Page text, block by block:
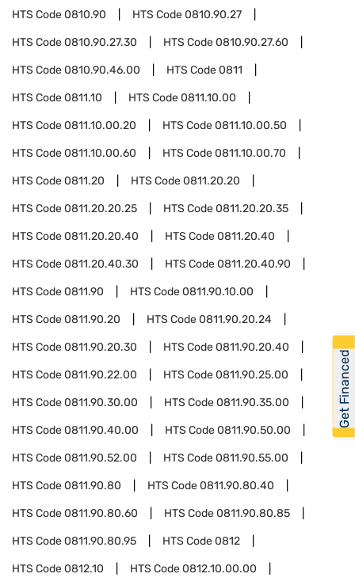
HTS Code0810.90 HTS Code0810.90.27
HTS Code0810.90.27.30 HTS Code0810.90.27.60
HTS Code0810.90.46.00 HTS Code0811
HTS Code0811.10 HTS Code0811.10.00
HTS Code0811.10.00.20 HTS Code0811.10.00.50
HTS Code0811.10.00.60 HTS Code0811.10.00.70
HTS Code0811.20 HTS Code0811.20.20
HTS Code0811.20.20.25 HTS Code0811.20.20.35
HTS Code0811.20.20.40 HTS Code0811.20.40
HTS Code0811.20.40.30 HTS Code0811.20.40.90
HTS Code0811.90 HTS Code0811.90.10.00
HTS Code0811.90.20 HTS Code0811.90.20.24
HTS Code0811.90.20.30 HTS Code0811.90.20.40
HTS Code0811.90.22.00 HTS Code0811.90.25.00
HTS Code0811.90.30.00 HTS Code0811.90.35.00
HTS Code0811.90.40.00 HTS Code0811.90.50.00
HTS Code0811.90.52.00 HTS Code0811.90.55.00
HTS Code0811.90.80 HTS Code0811.90.80.40
HTS Code0811.90.80.60 HTS Code0811.90.80.85
HTS Code0811.90.80.95 HTS Code0812
HTS Code0812.10 HTS Code0812.10.00.00
Get Financed